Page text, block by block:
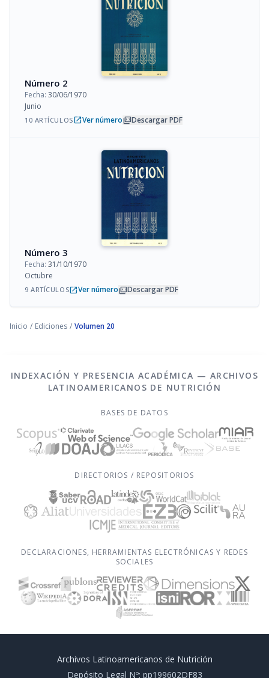
Número 2
Fecha: 30/06/1970
Junio
10 ARTÍCULOSopen_in_newVer númeropicture_as_pdfDescargar PDF
Número 3
Fecha: 31/10/1970
Octubre
9 ARTÍCULOSopen_in_newVer númeropicture_as_pdfDescargar PDF
Inicio / Ediciones / Volumen 20
INDEXACIÓN Y PRESENCIA ACADÉMICA — ARCHIVOS
LATINOAMERICANOS DE NUTRICIÓN
BASES DE DATOS
DIRECTORIOS / REPOSITORIOS
DECLARACIONES, HERRAMIENTAS ELECTRÓNICAS Y REDES
SOCIALES
Archivos Latinoamericanos de Nutrición
Depósito Legal Nº: pp199602DF83